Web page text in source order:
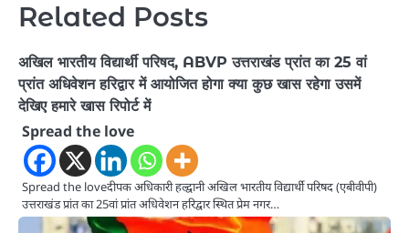
Related Posts
अखिल भारतीय विद्यार्थी परिषद, ABVP उत्तराखंड प्रांत का 25 वां
प्रांत अधिवेशन हरिद्वार में आयोजित होगा क्या कुछ खास रहेगा उसमें
देखिए हमारे खास रिपोर्ट में
Spread the love
Spread the loveदीपक अधिकारी हल्द्वानी अखिल भारतीय विद्यार्थी परिषद (एबीवीपी)
उत्तराखंड प्रांत का 25वां प्रांत अधिवेशन हरिद्वार स्थित प्रेम नगर…